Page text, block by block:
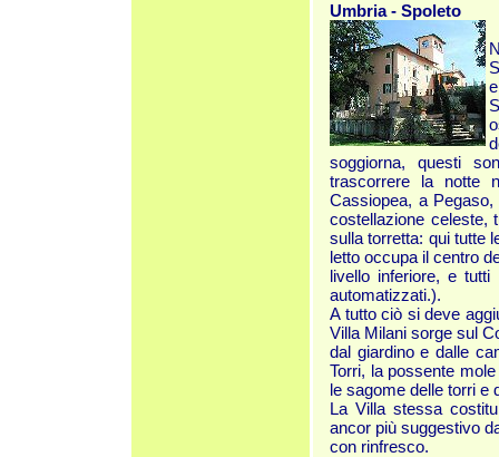
Umbria - Spoleto
soggiorna, questi
trascorrere la notte
Cassiopea, a
costellazione celeste,
sulla torretta: qui tutte
letto occupa il centro
livello inferiore, e
automatizzati.).
A tutto ciò si deve
Villa Milani sorge sul
dal giardino e dalle
Torri, la possente
le sagome delle torri e
La Villa stessa
ancor più suggestivo
con rinfresco.